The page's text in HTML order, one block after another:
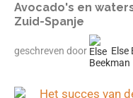
Avocado's en
Zuid-Spanje
geschreven door Else